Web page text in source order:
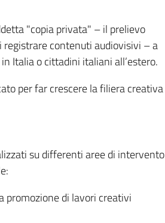
"copia privata" – il prelievo
registrare contenuti audiovisivi – a
Italia o cittadini italiani all’estero.
per far crescere la filiera creativa
su differenti aree di intervento
promozione di lavori creativi